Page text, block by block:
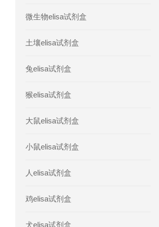
人疱疹病毒-6型感
人囊尾蚴病抗体
人胰腺衍生因子
人髓系细胞触发受
微生物elisa试剂盒
土壤elisa试剂盒
兔elisa试剂盒
猴elisa试剂盒
大鼠elisa试剂盒
小鼠elisa试剂盒
人elisa试剂盒
鸡elisa试剂盒
犬elisa试剂盒